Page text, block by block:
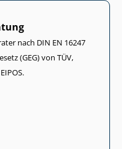
nach DIN EN 16247
(GEG) von TÜV,